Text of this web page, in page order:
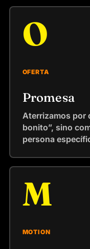
O
OFERTA
Promesa
Aterrizamos por
bonito”, sino
persona
M
MOTION